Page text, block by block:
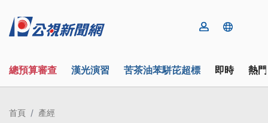
總預算審查 漢光演習 苦茶油苯駢芘超標 即時 熱
首頁 產經